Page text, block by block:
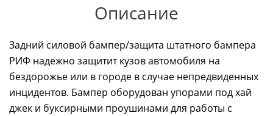
Описание
Задний силовой бампер/защита штатного бампера
РИФ надежно защитит кузов автомобиля на
бездорожье или в городе в случае непредвиденных
инцидентов. Бампер оборудован упорами под хай
джек и буксирными проушинами для работы с